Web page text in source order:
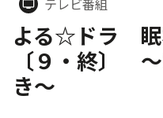
tv テレビ番組
よる☆ドラ 眠
〔９・終〕
き～